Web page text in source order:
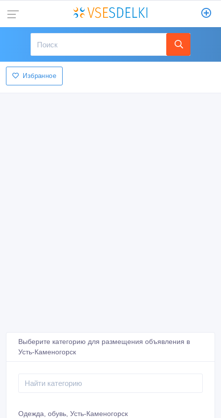
Избранное
Выберите категорию для размещения объявления в
Усть-Каменогорск
Одежда, обувь, Усть-Каменогорск